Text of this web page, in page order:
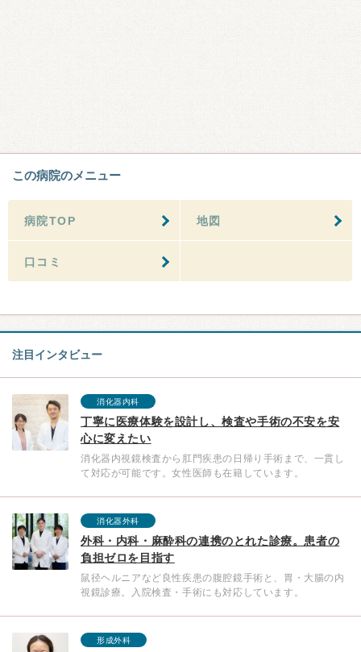
この病院のメニュー
病院TOP 地図
口コミ
注目インタビュー
消化器内科
丁寧に医療体験を設計し、検査や手術の不安を安
心に変えたい
消化器内視鏡検査から肛門疾患の日帰り手術まで、一貫し
て対応が可能です。女性医師も在籍しています。
消化器外科
外科・内科・麻酔科の連携のとれた診療。患者の
負担ゼロを目指す
鼠径ヘルニアなど良性疾患の腹腔鏡手術と、胃・大腸の内
視鏡診療。入院検査・手術にも対応しています。
形成外科